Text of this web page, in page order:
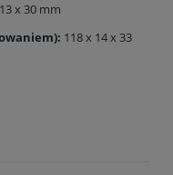
x 30 mm
118 x 14 x 33